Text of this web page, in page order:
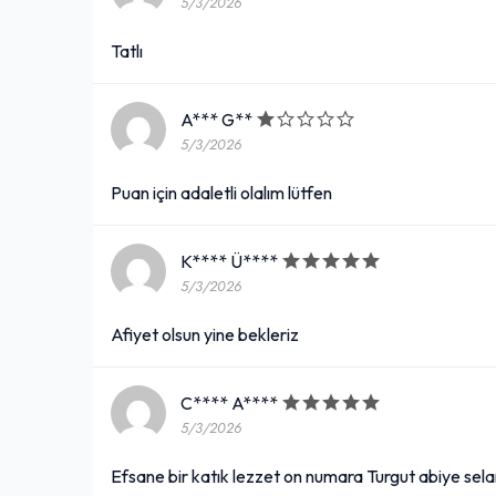
Tatlı
A*** G**
5/3/2026
Puan için adaletli olalım lütfen
K**** Ü****
5/3/2026
Afiyet olsun yine bekleriz
C**** A****
5/3/2026
Efsane bir katık lezzet on numara Turgut abiye